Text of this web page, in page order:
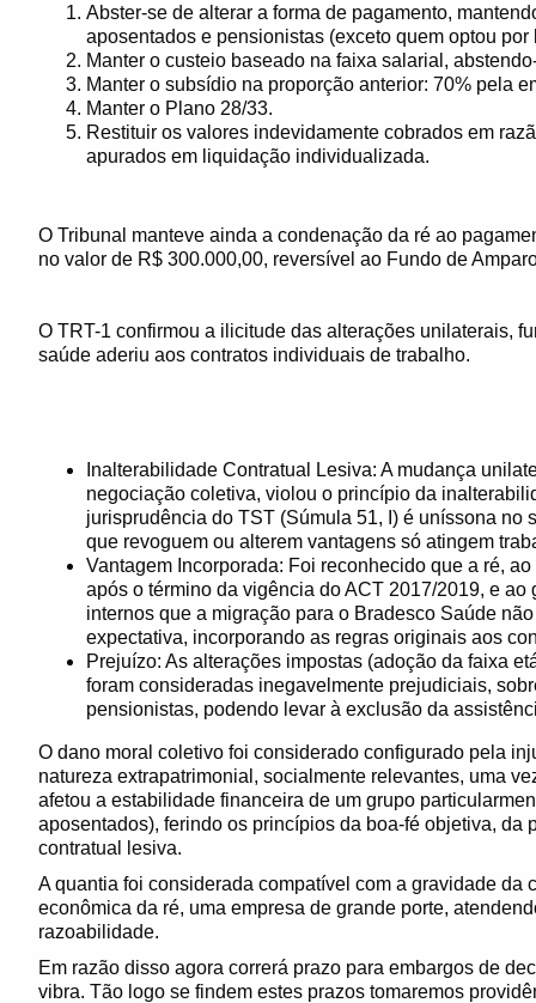
Abster-se de alterar a forma de pagamento,
aposentados e pensionistas (exceto quem optou por
Manter o custeio baseado na faixa salarial,
Manter o subsídio na proporção anterior: 70% pela
Manter o Plano 28/33.
Restituir os valores indevidamente cobrados em
apurados em liquidação individualizada.
O Tribunal manteve ainda a condenação da ré ao
no valor de R$ 300.000,00, reversível ao Fundo de
O TRT-1 confirmou a ilicitude das alterações unilaterais,
saúde aderiu aos contratos individuais de trabalho.
Inalterabilidade Contratual Lesiva: A mudança
negociação coletiva, violou o princípio da
jurisprudência do TST (Súmula 51, I) é uníssona no
que revoguem ou alterem vantagens só atingem
Vantagem Incorporada: Foi reconhecido que a ré,
após o término da vigência do ACT 2017/2019, e
internos que a migração para o Bradesco Saúde
expectativa, incorporando as regras originais aos
Prejuízo: As alterações impostas (adoção da faixa
foram consideradas inegavelmente prejudiciais,
pensionistas, podendo levar à exclusão da
O dano moral coletivo foi considerado configurado pela
natureza extrapatrimonial, socialmente relevantes, uma
afetou a estabilidade financeira de um grupo
aposentados), ferindo os princípios da boa-fé objetiva,
contratual lesiva.
A quantia foi considerada compatível com a gravidade da
econômica da ré, uma empresa de grande porte,
razoabilidade.
Em razão disso agora correrá prazo para embargos de
vibra. Tão logo se findem estes prazos tomaremos